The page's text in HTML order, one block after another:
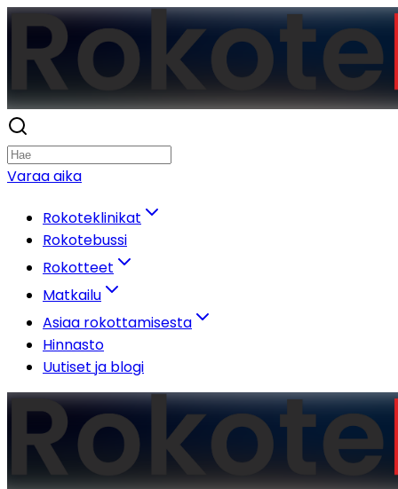
Varaa aika
Rokoteklinikat
Rokotebussi
Rokotteet
Matkailu
Asiaa rokottamisesta
Hinnasto
Uutiset ja blogi